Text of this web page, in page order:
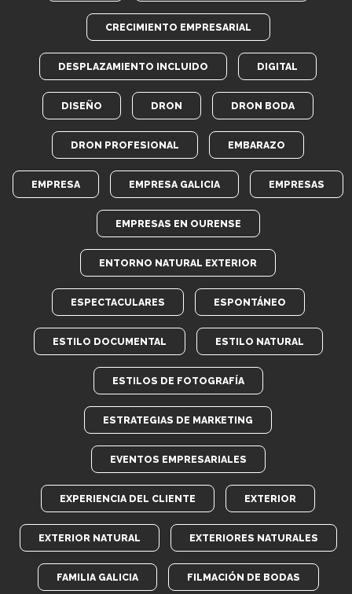
CRECIMIENTO EMPRESARIAL
DESPLAZAMIENTO INCLUIDO DIGITAL
DISEÑO DRON DRON BODA
DRON PROFESIONAL EMBARAZO
EMPRESA EMPRESA GALICIA EMPRESAS
EMPRESAS EN OURENSE
ENTORNO NATURAL EXTERIOR
ESPECTACULARES ESPONTÁNEO
ESTILO DOCUMENTAL ESTILO NATURAL
ESTILOS DE FOTOGRAFÍA
ESTRATEGIAS DE MARKETING
EVENTOS EMPRESARIALES
EXPERIENCIA DEL CLIENTE EXTERIOR
EXTERIOR NATURAL EXTERIORES NATURALES
FAMILIA GALICIA FILMACIÓN DE BODAS